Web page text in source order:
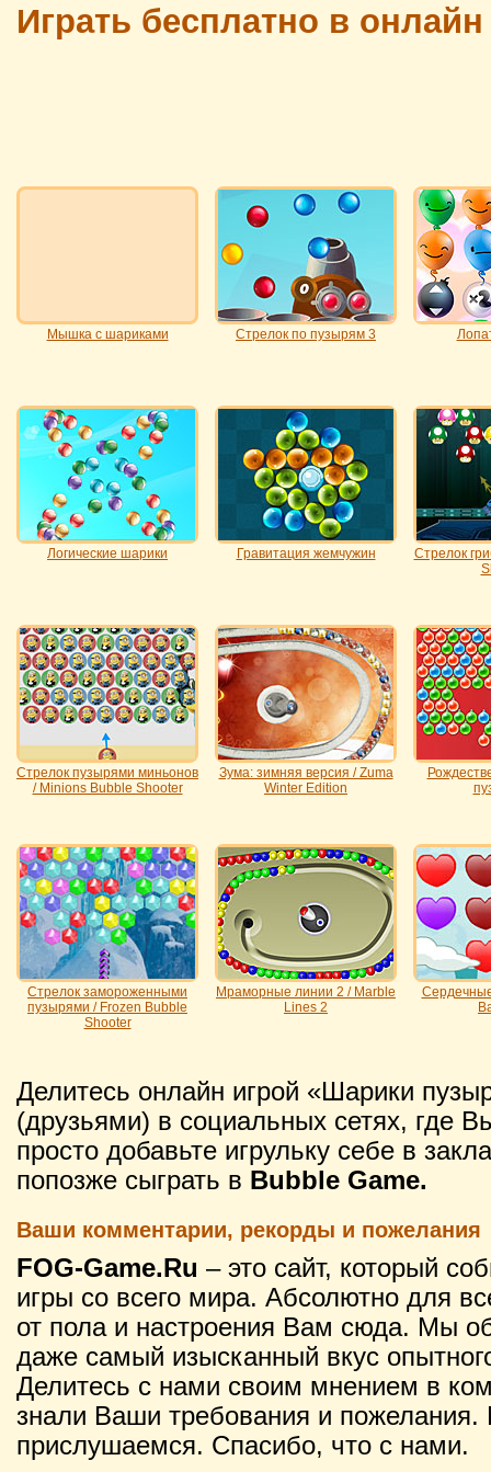
Играть бесплатно в
Мышка с шариками Стрелок по пузырям 3
Логические шарики Гравитация жемчужин
Стрелок
Стрелок пузырями миньонов
/ Minions Bubble Shooter
Зума: зимняя версия / Zuma
Winter Edition
Стрелок замороженными
пузырями / Frozen Bubble
Shooter
Мраморные линии 2 / Marble
Lines 2
Делитесь онлайн игрой «Шарики
(друзьями) в социальных сетях, где
просто добавьте игрульку себе в
попозже сыграть в Bubble Game.
Ваши комментарии, рекорды и пожелания
FOG-Game.Ru – это сайт, который
игры со всего мира. Абсолютно для
от пола и настроения Вам сюда. Мы
даже самый изысканный вкус
Делитесь с нами своим мнением в
знали Ваши требования и
прислушаемся. Спасибо, что с нами.